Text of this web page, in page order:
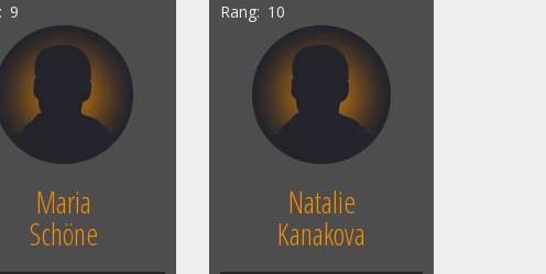
9
Maria
Schöne
Rang 10
Natalie
Kanakova